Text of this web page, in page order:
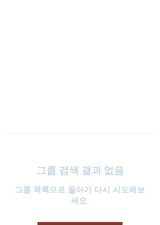
그룹 검색 결과 없음
그룹 목록으로 돌아가 다시 시도해보
세요.